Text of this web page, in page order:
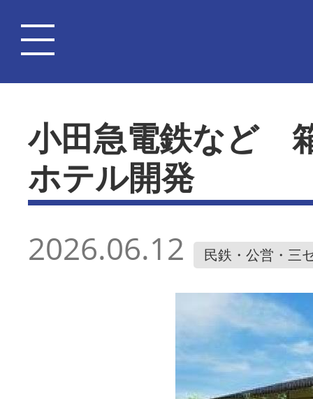
小田急電鉄など
ホテル開発
2026.06.12 民鉄・公営・三